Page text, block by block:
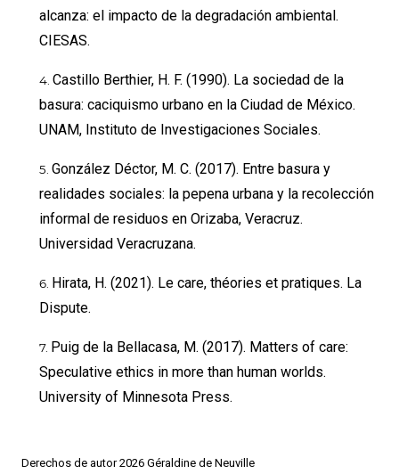
Derechos de autor 2026 Géraldine de Neuville
alcanza: el impacto de la degradación ambiental.
CIESAS.
Castillo Berthier, H. F. (1990). La sociedad de la
basura: caciquismo urbano en la Ciudad de México.
UNAM, Instituto de Investigaciones Sociales.
González Déctor, M. C. (2017). Entre basura y
realidades sociales: la pepena urbana y la recolección
informal de residuos en Orizaba, Veracruz.
Universidad Veracruzana.
Hirata, H. (2021). Le care, théories et pratiques. La
Dispute.
Puig de la Bellacasa, M. (2017). Matters of care:
Speculative ethics in more than human worlds.
University of Minnesota Press.